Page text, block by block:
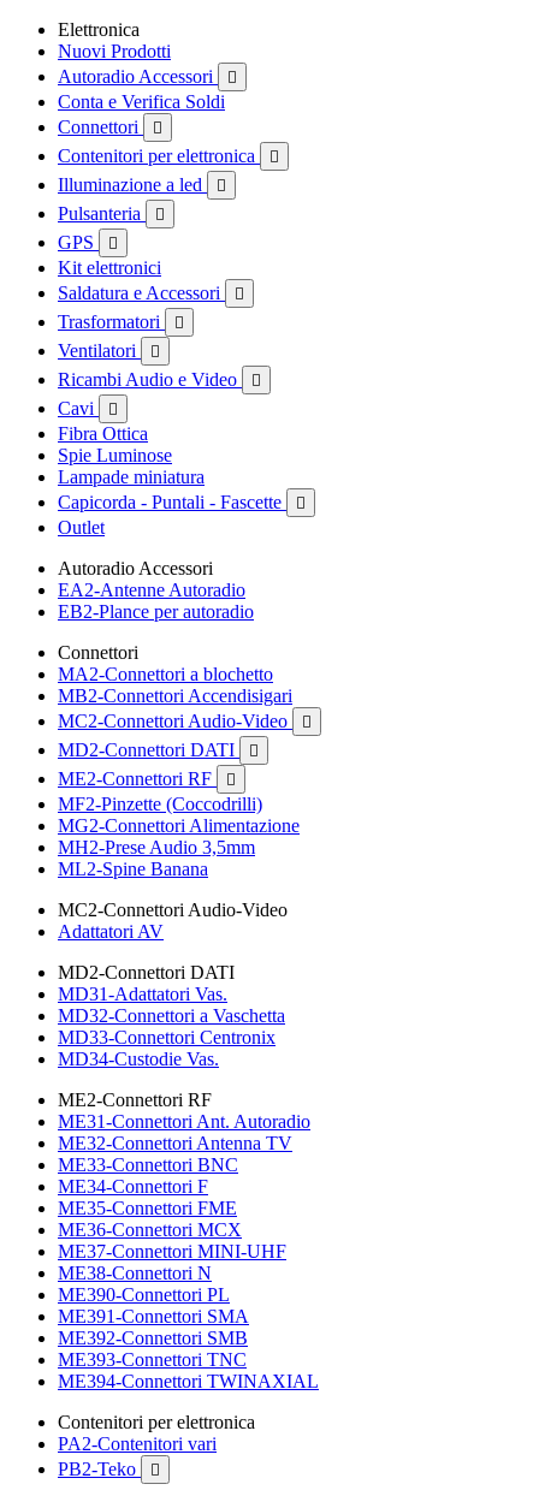
Elettronica
Nuovi Prodotti
Autoradio Accessori

Conta e Verifica Soldi
Connettori

Contenitori per elettronica 
Illuminazione a led 
Pulsanteria 
GPS 
Kit elettronici
Saldatura e Accessori

Trasformatori 
Ventilatori 
Ricambi Audio e Video 
Cavi 
Fibra Ottica
Spie Luminose
Lampade miniatura
Capicorda - Puntali - Fascette

Outlet
Autoradio Accessori
EA2-Antenne Autoradio
EB2-Plance per autoradio
Connettori
MA2-Connettori a blochetto
MB2-Connettori Accendisigari
MC2-Connettori Audio-Video

MD2-Connettori DATI 
ME2-Connettori RF 
MF2-Pinzette (Coccodrilli)
MG2-Connettori Alimentazione
MH2-Prese Audio 3,5mm
ML2-Spine Banana
MC2-Connettori Audio-Video
Adattatori AV
MD2-Connettori DATI
MD31-Adattatori Vas.
MD32-Connettori a Vaschetta
MD33-Connettori Centronix
MD34-Custodie Vas.
ME2-Connettori RF
ME31-Connettori Ant. Autoradio
ME32-Connettori Antenna TV
ME33-Connettori BNC
ME34-Connettori F
ME35-Connettori FME
ME36-Connettori MCX
ME37-Connettori MINI-UHF
ME38-Connettori N
ME390-Connettori PL
ME391-Connettori SMA
ME392-Connettori SMB
ME393-Connettori TNC
ME394-Connettori TWINAXIAL
Contenitori per elettronica
PA2-Contenitori vari
PB2-Teko
